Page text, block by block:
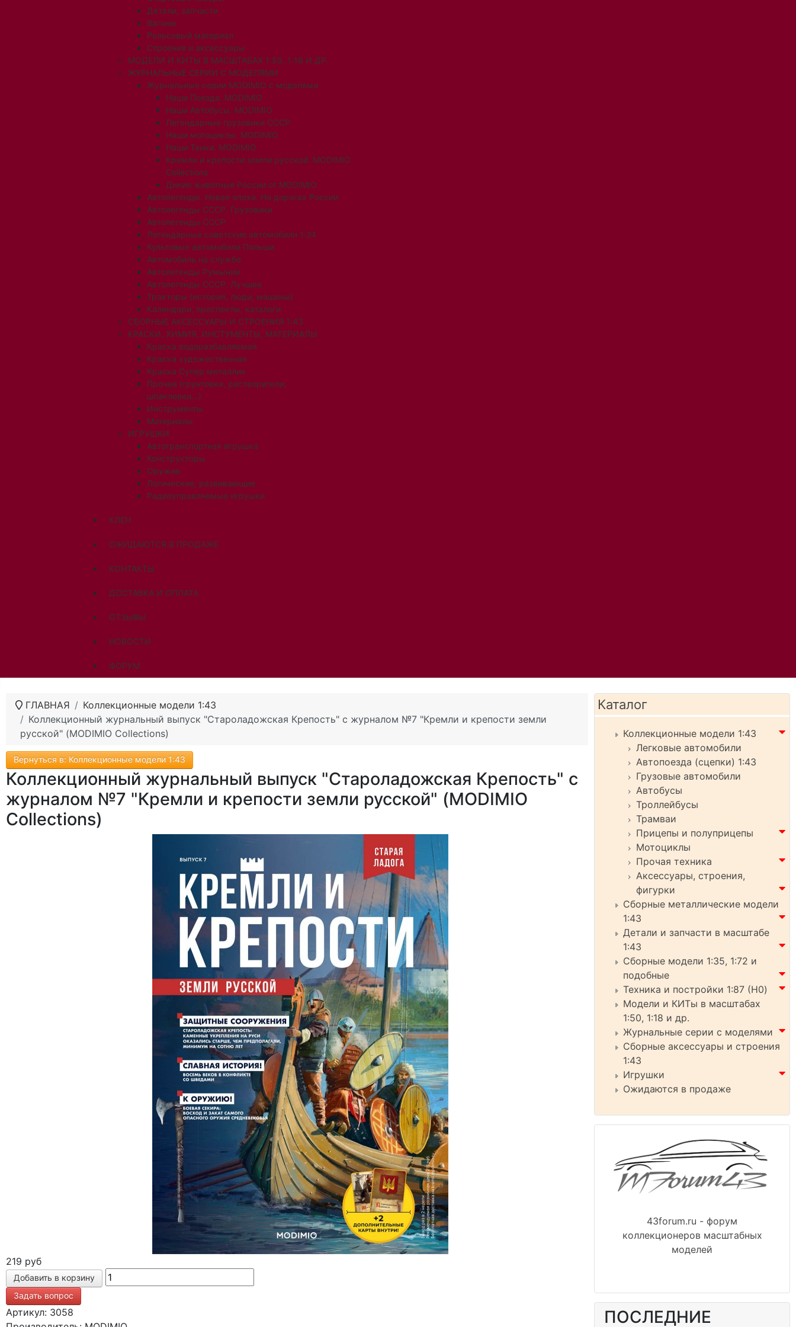
Детали, запчасти
Вагоны
Рельсовый материал
Строения и аксессуары
МОДЕЛИ И КИТЫ В МАСШТАБАХ 1:50, 1:18 И ДР.
ЖУРНАЛЬНЫЕ СЕРИИ С МОДЕЛЯМИ
Журнальные серии MODIMIO с моделями
Наши Поезда. MODIMIO
Наши Автобусы. MODIMIO
Легендарные грузовики СССР
Наши мотоциклы. MODIMIO
Наши Танки. MODIMIO
Кремли и крепости земли русской. MODIMIO
Collections
Дикие животные России от MODIMIO
Автолегенды. Новая эпоха. На дорогах России
Автолегенды СССР. Грузовики
Автолегенды СССР
Легендарные советские автомобили 1:24
Культовые автомобили Польши
Автомобиль на службе
Автолегенды Румынии
Автолегенды СССР. Лучшее
Тракторы (история, люди, машины)
Календари, проспекты, каталоги
СБОРНЫЕ АКСЕССУАРЫ И СТРОЕНИЯ 1:43
КРАСКИ, ХИМИЯ, ИНСТУМЕНТЫ, МАТЕРИАЛЫ
Краска водоразбавляемая
Краска художественная
Краска Супер металлик
Прочее (грунтовки, растворители,
шпаклевки...)
Инструменты
Материалы
ИГРУШКИ
Автотранспортная игрушка
Конструкторы
Оружие
Логические, развивающие
Радиоуправляемые игрушки
КЛЕН
ОЖИДАЮТСЯ В ПРОДАЖЕ
КОНТАКТЫ
ДОСТАВКА И ОПЛАТА
ОТЗЫВЫ
НОВОСТИ
ФОРУМ
ГЛАВНАЯ
Коллекционные модели 1:43
Коллекционный журнальный выпуск "Староладожская Крепость" с журналом №7 "Кремли и крепости земли
русской" (MODIMIO Collections)
Вернуться в: Коллекционные модели 1:43
Коллекционный журнальный выпуск "Староладожская Крепость" с
журналом №7 "Кремли и крепости земли русской" (MODIMIO
Collections)
219 руб
Задать вопрос
Артикул: 3058
Каталог
Коллекционные модели 1:43
Легковые автомобили
Автопоезда (сцепки) 1:43
Грузовые автомобили
Автобусы
Троллейбусы
Трамваи
Прицепы и полуприцепы
Мотоциклы
Прочая техника
Аксессуары, строения,
фигурки
Сборные металлические модели
1:43
Детали и запчасти в масштабе
1:43
Сборные модели 1:35, 1:72 и
подобные
Техника и постройки 1:87 (H0)
Модели и КИТы в масштабах
1:50, 1:18 и др.
Журнальные серии с моделями
Сборные аксессуары и строения
1:43
Игрушки
Ожидаются в продаже
43forum.ru - форум
коллекционеров масштабных
моделей
ПОСЛЕДНИЕ